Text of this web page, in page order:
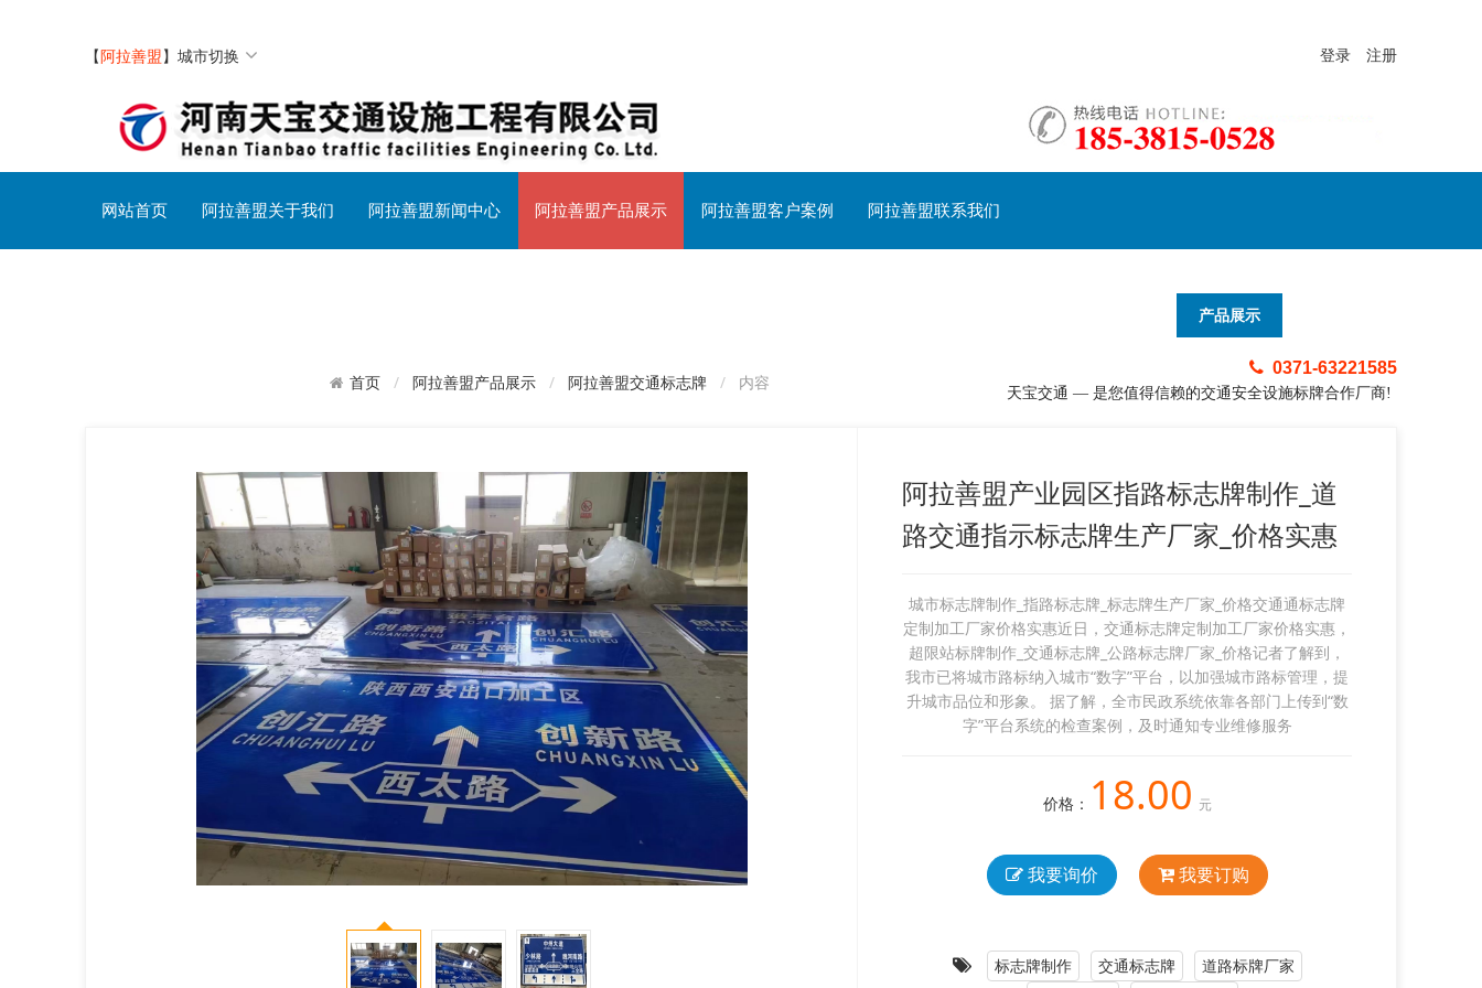
【阿拉善盟】 城市切换 登录 注册
网站首页 阿拉善盟关于我们 阿拉善盟新闻中心 阿拉善盟产品展示 阿拉善盟客户案例 阿拉善盟联系我们
产品展示
0371-63221585
天宝交通 — 是您值得信赖的交通安全设施标牌合作厂商!
首页 阿拉善盟产品展示 阿拉善盟交通标志牌 内容
阿拉善盟产业园区指路标志牌制作_道
路交通指示标志牌生产厂家_价格实惠
城市标志牌制作_指路标志牌_标志牌生产厂家_价格交通通标志牌
定制加工厂家价格实惠近日，交通标志牌定制加工厂家价格实惠，
超限站标牌制作_交通标志牌_公路标志牌厂家_价格记者了解到，
我市已将城市路标纳入城市“数字”平台，以加强城市路标管理，提
升城市品位和形象。 据了解，全市民政系统依靠各部门上传到“数
字”平台系统的检查案例，及时通知专业维修服务
价格： 18.00 元
我要询价 我要订购
标志牌制作 交通标志牌
道路标牌厂家